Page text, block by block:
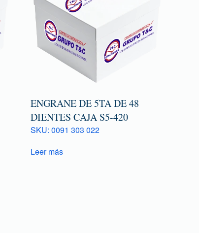
ENGRANE DE 5TA DE 48
DIENTES CAJA S5-420
SKU: 0091 303 022
Leer más